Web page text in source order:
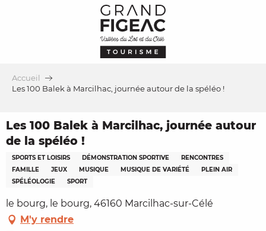
Accueil
Les 100 Balek à Marcilhac, journée autour de la spéléo !
Les 100 Balek à Marcilhac, journée autour
de la spéléo !
SPORTS ET LOISIRS DÉMONSTRATION SPORTIVE
RENCONTRES
FAMILLE
JEUX MUSIQUE MUSIQUE DE VARIÉTÉ
PLEIN AIR
SPÉLÉOLOGIE
SPORT
le bourg, le bourg, 46160 Marcilhac-sur-Célé
M'y rendre